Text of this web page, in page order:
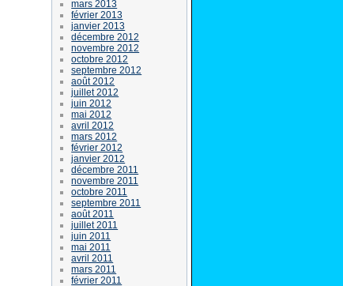
mars 2013
février 2013
janvier 2013
décembre 2012
novembre 2012
octobre 2012
septembre 2012
août 2012
juillet 2012
juin 2012
mai 2012
avril 2012
mars 2012
février 2012
janvier 2012
décembre 2011
novembre 2011
octobre 2011
septembre 2011
août 2011
juillet 2011
juin 2011
mai 2011
avril 2011
mars 2011
février 2011